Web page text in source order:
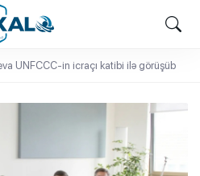
UNFCCC-in icraçı katibi ilə görüşüb